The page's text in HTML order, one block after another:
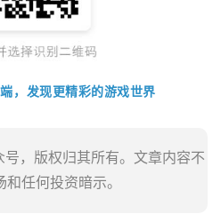
，发现更精彩的游戏世界
，版权归其所有。文章内容不
任何投资暗示。